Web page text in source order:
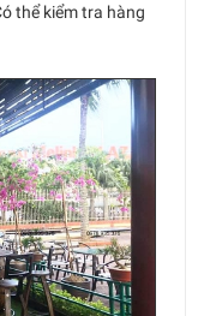
thể kiểm tra hàng